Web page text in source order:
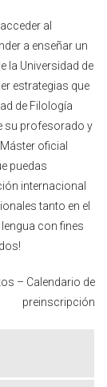
al
a enseñar un
la Universidad de
estrategias que
de Filología
su profesorado y
oficial
puedas
internacional
tanto en el
con fines
– Calendario de
preinscripción